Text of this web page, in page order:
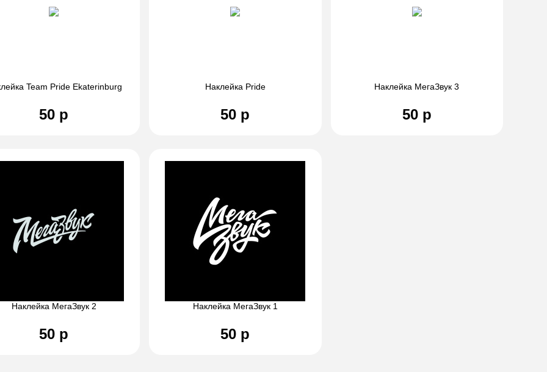
Team Pride Ekaterinburg
50 р
Наклейка Pride
50 р
Наклейка МегаЗвук 3
50 р
Наклейка МегаЗвук 2
50 р
Наклейка МегаЗвук 1
50 р